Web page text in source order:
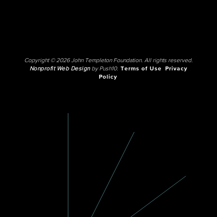
Copyright © 2026 John Templeton Foundation. All rights reserved.
Nonprofit Web Designby Push10. Terms of Use
Privacy
Policy